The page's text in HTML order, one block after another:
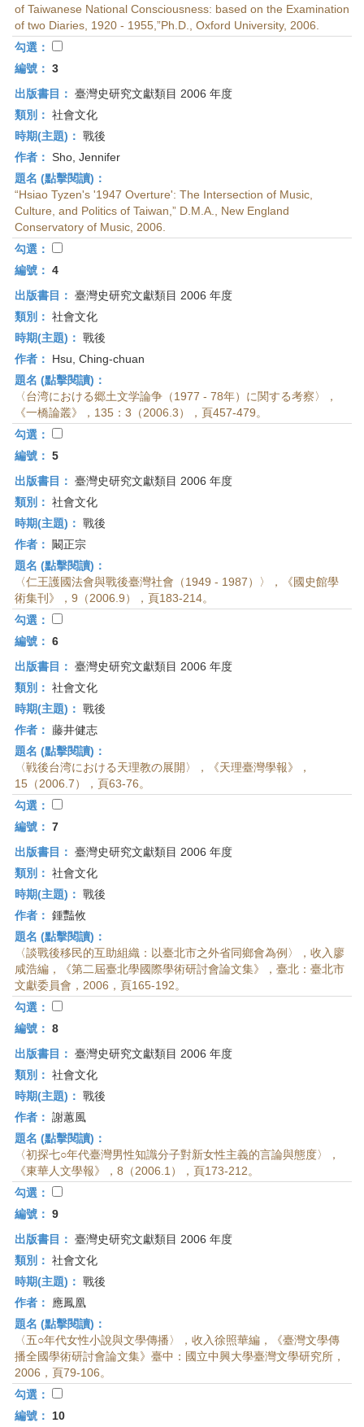
of Taiwanese National Consciousness: based on the Examination
of two Diaries, 1920 - 1955,”Ph.D., Oxford University, 2006.
勾選：
編號： 3
出版書目： 臺灣史研究文獻類目 2006 年度
類別： 社會文化
時期(主題)： 戰後
作者： Sho, Jennifer
題名 (點擊閱讀)：
“Hsiao Tyzen's '1947 Overture': The Intersection of Music,
Culture, and Politics of Taiwan,” D.M.A., New England
Conservatory of Music, 2006.
勾選：
編號： 4
出版書目： 臺灣史研究文獻類目 2006 年度
類別： 社會文化
時期(主題)： 戰後
作者：
Hsu, Ching-chuan
題名 (點擊閱讀)：
〈台湾における郷土文学論争（1977 - 78年）に関する考察〉，
《一橋論叢》，135：3（2006.3），頁457-479。
勾選：
編號： 5
出版書目： 臺灣史研究文獻類目 2006 年度
類別： 社會文化
時期(主題)： 戰後
作者：
闞正宗
題名 (點擊閱讀)：
〈仁王護國法會與戰後臺灣社會（1949 - 1987）〉，《國史館學
術集刊》，9（2006.9），頁183-214。
勾選：
編號： 6
出版書目： 臺灣史研究文獻類目 2006 年度
類別： 社會文化
時期(主題)： 戰後
作者： 藤井健志
題名 (點擊閱讀)：
〈戦後台湾における天理教の展開〉，《天理臺灣學報》，
15（2006.7），頁63-76。
勾選：
編號： 7
出版書目： 臺灣史研究文獻類目 2006 年度
類別： 社會文化
時期(主題)： 戰後
作者： 鍾豔攸
題名 (點擊閱讀)：
〈談戰後移民的互助組織：以臺北市之外省同鄉會為例〉，收入廖
咸浩編，《第二屆臺北學國際學術研討會論文集》，臺北：臺北市
文獻委員會，2006，頁165-192。
勾選：
編號： 8
出版書目： 臺灣史研究文獻類目 2006 年度
類別： 社會文化
時期(主題)： 戰後
作者： 謝蕙風
題名 (點擊閱讀)：
〈初探七○年代臺灣男性知識分子對新女性主義的言論與態度〉，
《東華人文學報》，8（2006.1），頁173-212。
勾選：
編號： 9
出版書目： 臺灣史研究文獻類目 2006 年度
類別： 社會文化
時期(主題)： 戰後
作者：
應鳳凰
題名 (點擊閱讀)：
〈五○年代女性小說與文學傳播〉，收入徐照華編，《臺灣文學傳
播全國學術研討會論文集》臺中：國立中興大學臺灣文學研究所，
2006，頁79-106。
勾選：
編號：
10